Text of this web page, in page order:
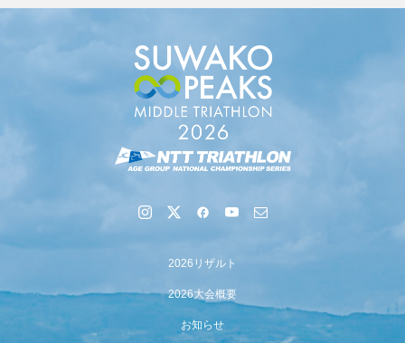
2026リザルト
2026大会概要
お知らせ